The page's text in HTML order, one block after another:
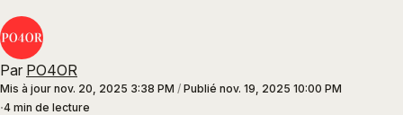
Par PO4OR
Mis à jour nov. 20, 2025 3:38 PM / Publié nov. 19, 2025 10:00 PM
4 min de lecture